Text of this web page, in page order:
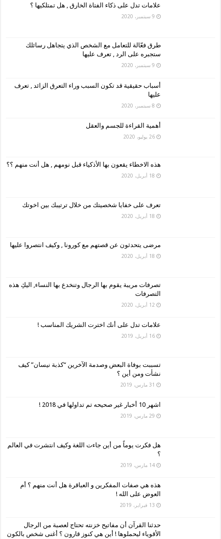
علامات تدل على ذكاء الفتاة الخارق , هل تمتلكيها ؟
9 سبتمبر، 2020
طرق فعّالة للتعامل مع الشخص الذي يتجاهل رسائلك
ستجبره على الرد , تعرف عليها
9 سبتمبر، 2020
أسباب حقيقية قد تكون السبب وراء التعرق الزائد , تعرف
عليها
8 سبتمبر، 2020
أهمية القراءة للجسم والعقل
26 يوليو، 2020
هذه الاخطاء يقعون بها الأذكياء قبل نومهم , هل أنت منهم ؟؟
18 أبريل، 2020
تعرف على خفايا شخصيتك من خلال ترتيبك بين اخوتك
18 أبريل، 2020
مرضى يتحدثون عن قصتهم مع كورونا , وكيف انتصروا عليها
18 أبريل، 2020
تصرفات مريبة يقوم بها الرجال وتنخدع بها النساء, اليكِ هذه
التصرفات
12 أبريل، 2020
علامات تدل على أنك اخترت الشريك المناسب !
16 أبريل، 2019
تسببت بوفاة البعض وصدمة الآخرين “كذبة نيسان” كيف
نشأت ومن أين ؟
31 مارس، 2019
اشهر 10 أخبار غير صحيحه تم تداولها في 2018 !
29 مارس، 2019
هل فكرت يوماً من أين جاءت اللغة وكيف انتشرت في العالم
؟
14 مارس، 2019
هذه هي صفات المفكرين و العباقرة هل أنت منهم ؟ أم
العوض على الله !
13 فبراير، 2019
حدثنا القرآن أن مفاتيح خزنته تحتاج لعصبة من الرجال
الأقوياء ليحملوها ! أين هي كنوز قارون ؟ أغنى شخص بالكون